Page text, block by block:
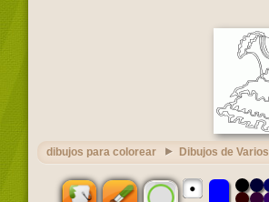
dibujos para colorear Dibujos de Varios